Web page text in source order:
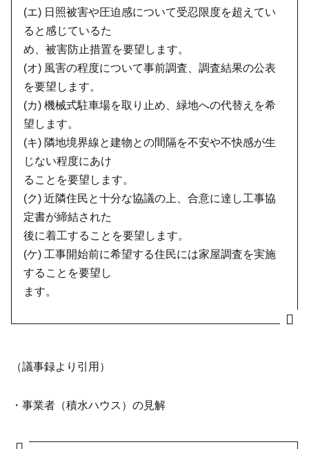
(エ) 日照被害や圧迫感について受忍限度を超えてい
ると感じているた
め、被害防止措置を要望します。
(オ) 風害の程度について事前調査、調査結果の公表
を要望します。
(カ) 機械式駐車場を取り止め、緑地への代替えを希
望します。
(キ) 隣地境界線と建物との間隔を不安や不快感が生
じない程度にあけ
ることを要望します。
(ク) 近隣住民と十分な協議の上、合意に達し工事協
定書が締結された
後に着工することを要望します。
(ケ) 工事開始前に希望する住民には家屋調査を実施
することを要望し
ます。
（議事録より引用）
・事業者（積水ハウス）の見解